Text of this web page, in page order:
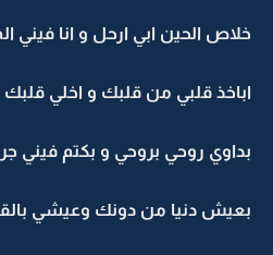
خلاص الحين ابي ارحل و انا فيني
اباخذ قلبي من قلبك و اخلي
بداوي روحي بروحي و بكتم فيني
بعيش دنيا من دونك وعيشي